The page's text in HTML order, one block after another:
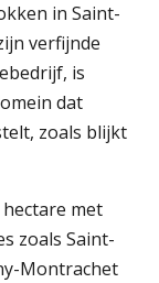
in Saint-
verfijnde
is
dat
zoals blijkt
met
zoals Saint-
Montrachet